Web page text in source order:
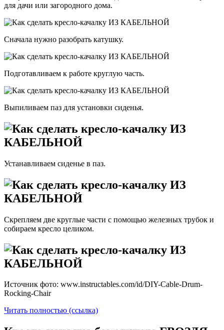
для дачи или загородного дома.
Сначала нужно разобрать катушку.
Подготавливаем к работе круглую часть.
Выпиливаем паз для установки сиденья.
Устанавливаем сиденье в паз.
Скрепляем две круглые части с помощью железных трубок и
собираем кресло целиком.
Источник фото: www.instructables.com/id/DIY-Cable-Drum-
Rocking-Chair
Читать полностью (ссылка)